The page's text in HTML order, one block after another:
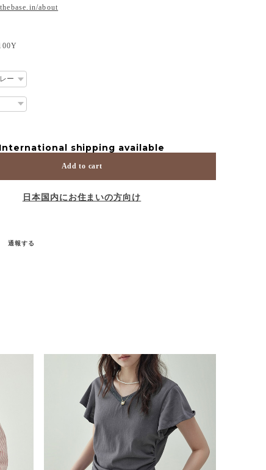
about
International shipping available
Add to cart
日本国内にお住まいの方向け
通報する